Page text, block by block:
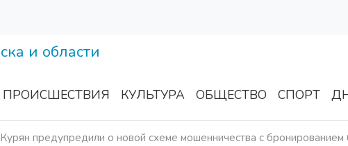
ПРОИСШЕСТВИЯ КУЛЬТУРА ОБЩЕСТВО СПОРТ
Курян предупредили о новой схеме мошенничества с бронированием